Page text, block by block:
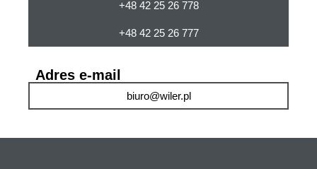
+48 42 25 26 778
+48 42 25 26 777
Adres e-mail
biuro@wiler.pl